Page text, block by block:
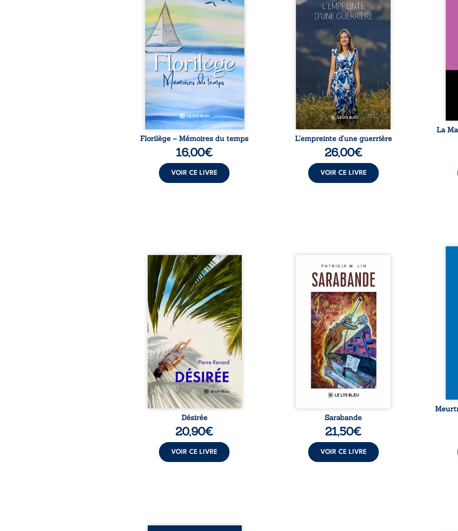
poétique explore les souvenirs,
les émotions et les reflets de la
vie. L’auteure invite le lecteur à
un voyage au cœur de l’intime,
où la mémoire, le temps et la
nature se croisent. Chaque
poème est une fenêtre ouverte
sur des instants de beauté et
de fragilité humaine, capturant
des souvenirs d’enfance, des
réflexions ...
Florilège – Mémoires du temps
16,00€
VOIR CE LIVRE
propres règles ? L’empreinte
d’une guerrière livre, sans
détour, le récit d’un quotidien
bouleversé par la maladie
chronique, l’errance médicale
et de longues hospitalisations.
L’auteure y raconte ce que les
dossiers médicaux taisent : la
peur, l’isolement, l’épuisement
et le sentiment de ne pas ...
L’empreinte d’une guerrière
26,00€
VOIR CE LIVRE
La
La
Au réveil, Pierre, jeune retraité,
découvre qu’il est devenu une
séduisante femme métissée de
trente ans. À peine a-t-il
commencé à apprivoiser ce
nouveau corps qu’Ange surgit
dans sa vie et fait vaciller
toutes ses certitudes. Entre
eux, l’attirance est immédiate,
brûlante jusqu’à ce qu’un
secret familial fasse planer
l’impensable : et s’ils étaient
demi-frère et ...
Désirée
20,90€
VOIR CE LIVRE
Aux chants crépitants de l’été,
Sous le silence ouaté de la
neige en hiver, Au cours de
nuits pâles, Dans la clarté
bienveillante de la lune, Rêves,
pensées, révoltes et espoirs…
Des mots s’assemblent, colorés,
rebelles aux règles de la
poésie, mais chantant en
rythme. Ils forment une
sarabande, passionnée souvent,
Sarabande
21,50€
VOIR CE LIVRE
Et
les